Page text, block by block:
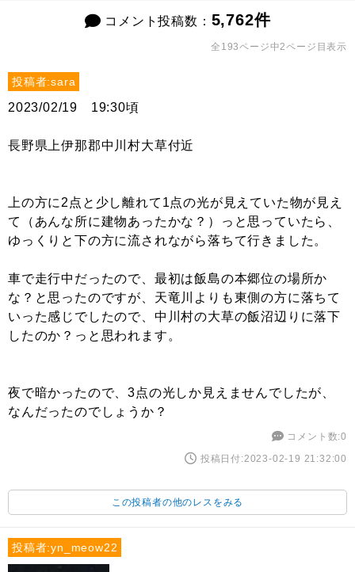
コメント投稿数： 5,762件
全193ページ中2ページ目表示
投稿者:sara
2023/02/19 19:30頃
長野県上伊那郡中川村大草付近
上の方に2点と少し離れて1点の光が見えていた物が見え
て（あんな所に建物あったかな？）っと思っていたら、
ゆっくりと下の方に流されながら落ちて行きました。
車で走行中だったので、最初は飯島の本郷位の場所か
な？と思ったのですが、天竜川よりも東側の方に落ちて
いった感じでしたので、中川村の大草の飯沼辺りに落下
したのか？っと思われます。
夜で暗かったので、3点の光しか見えませんでしたが、
なんだったのでしょうか？
コメント数:0
投稿日付:2023-02-19 21:32:00
この投稿者の他のレスをみる
投稿者:yn_meow22